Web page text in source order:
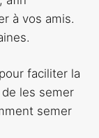
à vos amis.
faciliter la
les semer
semer